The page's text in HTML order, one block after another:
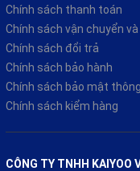
Chính sách thanh toán
Chính sách vận chuyển
Chính sách đổi trả
Chính sách bảo hành
Chính sách bảo mật
Chính sách kiểm hàng
CÔNG TY TNHH KAIYOO